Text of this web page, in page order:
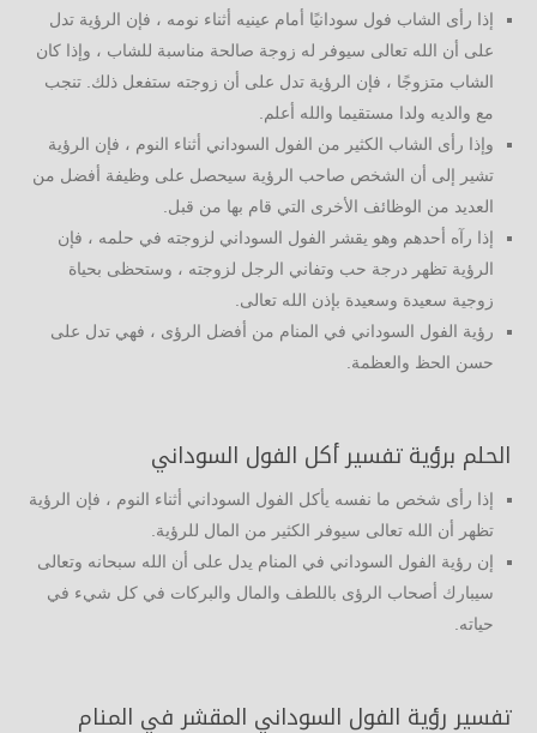
إذا رأى الشاب فول سودانيًا أمام عينيه أثناء نومه ، فإن الرؤية تدل
على أن الله تعالى سيوفر له زوجة صالحة مناسبة للشاب ، وإذا كان
الشاب متزوجًا ، فإن الرؤية تدل على أن زوجته ستفعل ذلك. تنجب
مع والديه ولدا مستقيما والله أعلم.
وإذا رأى الشاب الكثير من الفول السوداني أثناء النوم ، فإن الرؤية
تشير إلى أن الشخص صاحب الرؤية سيحصل على وظيفة أفضل من
العديد من الوظائف الأخرى التي قام بها من قبل.
إذا رآه أحدهم وهو يقشر الفول السوداني لزوجته في حلمه ، فإن
الرؤية تظهر درجة حب وتفاني الرجل لزوجته ، وستحظى بحياة
زوجية سعيدة وسعيدة بإذن الله تعالى.
رؤية الفول السوداني في المنام من أفضل الرؤى ، فهي تدل على
حسن الحظ والعظمة.
الحلم برؤية تفسير أكل الفول السوداني
إذا رأى شخص ما نفسه يأكل الفول السوداني أثناء النوم ، فإن الرؤية
تظهر أن الله تعالى سيوفر الكثير من المال للرؤية.
إن رؤية الفول السوداني في المنام يدل على أن الله سبحانه وتعالى
سيبارك أصحاب الرؤى باللطف والمال والبركات في كل شيء في
حياته.
تفسير رؤية الفول السوداني المقشر في المنام